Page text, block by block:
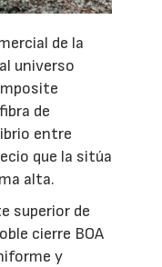
de la
universo
de
entre
que la sitúa
alta.
superior de
cierre BOA
y